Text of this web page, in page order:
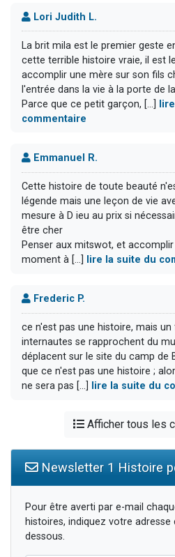
Lori Judith L.
La brit mila est le premier geste
cette terrible histoire vraie, il est
accomplir une mère sur son fils
l'entrée dans la vie à la porte de
Parce que ce petit garçon, [...]
commentaire
Emmanuel R.
Cette histoire de toute beauté
légende mais une leçon de vie
mesure à D ieu au prix si
être cher
Penser aux mitswot, et
moment à [...]
lire la suite du
Frederic P.
ce n'est pas une histoire, mais
internautes se rapprochent du
déplacent sur le site du camp de
que ce n'est pas une histoire ;
ne sera pas [...] lire la suite du
Afficher tous les
Newsletter 1 Histoire
Pour être averti par e-mail
histoires, indiquez votre
dessous.